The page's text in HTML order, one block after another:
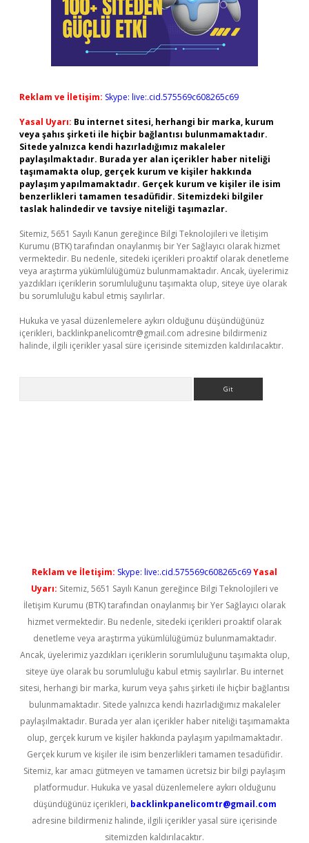
Reklam ve İletişim: Skype: live:.cid.575569c608265c69
Yasal Uyarı: Bu internet sitesi, herhangi bir marka, kurum
veya şahıs şirketi ile hiçbir bağlantısı bulunmamaktadır.
Sitede yalnızca kendi hazırladığımız makaleler
paylaşılmaktadır. Burada yer alan içerikler haber niteliği
taşımamakta olup, gerçek kurum ve kişiler hakkında
paylaşım yapılmamaktadır. Gerçek kurum ve kişiler ile isim
benzerlikleri tamamen tesadüfidir. Sitemizdeki bilgiler
taslak halindedir ve tavsiye niteliği taşımazlar.
Sitemiz, 5651 Sayılı Kanun gereğince Bilgi Teknolojileri ve İletişim
Kurumu (BTK) tarafından onaylanmış bir Yer Sağlayıcı olarak hizmet
vermektedir. Bu nedenle, sitedeki içerikleri proaktif olarak denetleme
veya araştırma yükümlülüğümüz bulunmamaktadır. Ancak, üyelerimiz
yazdıkları içeriklerin sorumluluğunu taşımakta olup, siteye üye olarak
bu sorumluluğu kabul etmiş sayılırlar.
Hukuka ve yasal düzenlemelere aykırı olduğunu düşündüğünüz
içerikleri, backlinkpanelicomtr@gmail.com adresine bildirmeniz
halinde, ilgili içerikler yasal süre içerisinde sitemizden kaldırılacaktır.
Reklam ve İletişim: Skype: live:.cid.575569c608265c69Yasal
Uyarı: Sitemiz, 5651 Sayılı Kanun gereğince Bilgi Teknolojileri ve
İletişim Kurumu (BTK) tarafından onaylanmış bir Yer Sağlayıcı olarak
hizmet vermektedir. Bu nedenle, sitedeki içerikleri proaktif olarak
denetleme veya araştırma yükümlülüğümüz bulunmamaktadır.
Ancak, üyelerimiz yazdıkları içeriklerin sorumluluğunu taşımakta olup,
siteye üye olarak bu sorumluluğu kabul etmiş sayılırlar. Bu internet
sitesi, herhangi bir marka, kurum veya şahıs şirketi ile hiçbir bağlantısı
bulunmamaktadır. Sitede yalnızca kendi hazırladığımız makaleler
paylaşılmaktadır. Burada yer alan içerikler haber niteliği taşımamakta
olup, gerçek kurum ve kişiler hakkında paylaşım yapılmamaktadır.
Gerçek kurum ve kişiler ile isim benzerlikleri tamamen tesadüfidir.
Sitemiz, kar amacı gütmeyen ve tamamen ücretsiz bir bilgi paylaşım
platformudur. Hukuka ve yasal düzenlemelere aykırı olduğunu
düşündüğünüz içerikleri, backlinkpanelicomtr@gmail.com
adresine bildirmeniz halinde, ilgili içerikler yasal süre içerisinde
sitemizden kaldırılacaktır.